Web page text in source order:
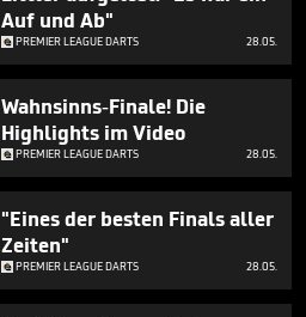
Auf und Ab"
PREMIER LEAGUE DARTS 28.05.
Wahnsinns-Finale! Die
Highlights im Video
PREMIER LEAGUE DARTS 28.05.
"Eines der besten Finals aller
Zeiten"
PREMIER LEAGUE DARTS 28.05.